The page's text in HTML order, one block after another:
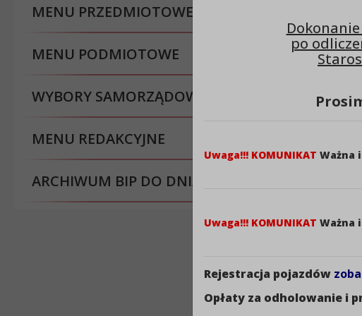
MENU PRZEDMIOTOWE
MENU PODMIOTOWE
WYBORY SAMORZĄDOWE
MENU REDAKCYJNE
ARCHIWUM BIP DO DNIA 30.08.2023 R.
po
Uwaga!!! KOMUNIKAT Ważna
Uwaga!!! KOMUNIKAT Ważna
Rejestracja pojazdów
Opłaty za odholowanie i